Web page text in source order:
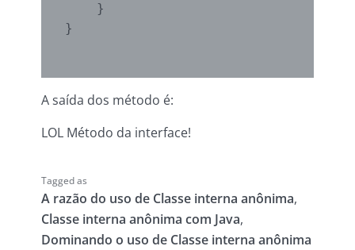
    }
}
A saída dos método é:
LOL Método da interface!
Tagged as
A razão do uso de Classe interna anônima,
Classe interna anônima com Java,
Dominando o uso de Classe interna anônima